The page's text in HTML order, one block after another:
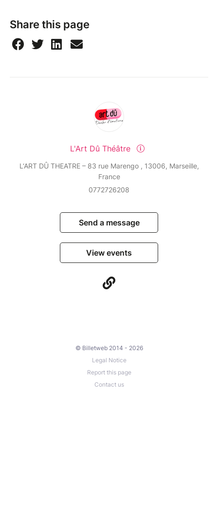
Share this page
L'Art Dû Théâtre
L‘ART DÛ THEATRE – 83 rue Marengo , 13006, Marseille,
France
0772726208
Send a message
View events
© Billetweb 2014 - 2026
Legal Notice
Report this page
Contact us